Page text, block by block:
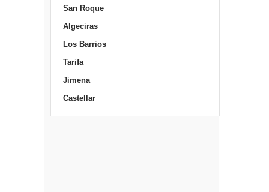
San Roque
Algeciras
Los Barrios
Tarifa
Jimena
Castellar